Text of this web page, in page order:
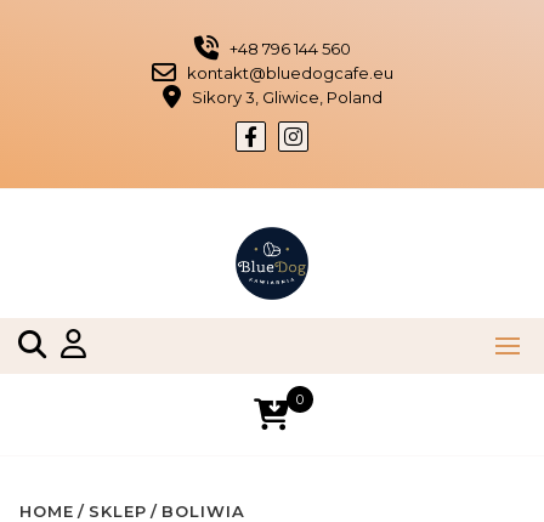
+48 796 144 560
kontakt@bluedogcafe.eu
Sikory 3, Gliwice, Poland
0
HOME SKLEP BOLIWIA